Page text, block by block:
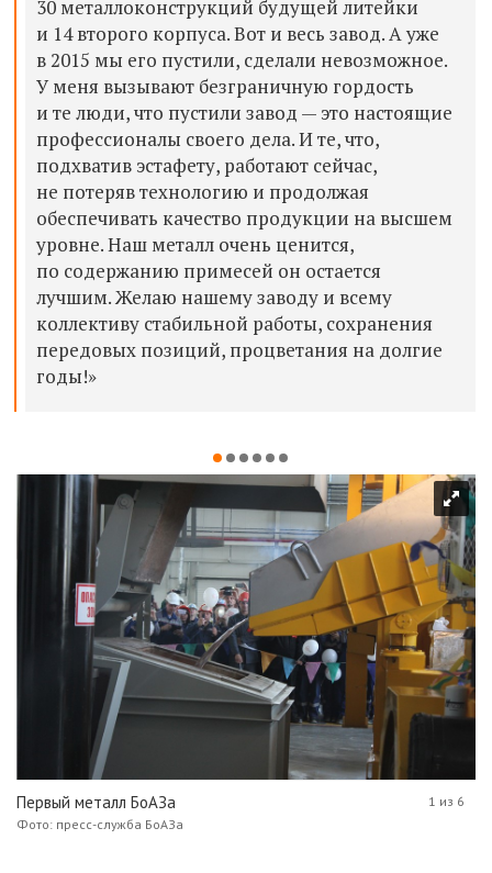
30 металлоконструкций будущей литейки
и 14 второго корпуса. Вот и весь завод. А уже
в 2015 мы его пустили, сделали невозможное.
У меня вызывают безграничную гордость
и те люди, что пустили завод — это настоящие
профессионалы своего дела. И те, что,
подхватив эстафету, работают сейчас,
не потеряв технологию и продолжая
обеспечивать качество продукции на высшем
уровне. Наш металл очень ценится,
по содержанию примесей он остается
лучшим. Желаю нашему заводу и всему
коллективу стабильной работы, сохранения
передовых позиций, процветания на долгие
годы!»
Первый металл БоАЗа
Фото: пресс-служба БоАЗа
1 из 6